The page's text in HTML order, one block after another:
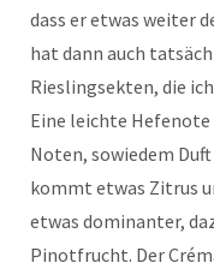
dass er etwas weiter
hat dann auch
Rieslingsekten, die
Eine leichte
Noten, sowiedem
kommt etwas Zitrus
etwas dominanter,
Pinotfrucht. Der